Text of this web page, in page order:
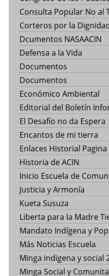
Consulta Popular No al
Corteros por la
Dcumentos NASAACIN
Defensa a la Vida
Documentos
Documentos
Económico Ambiental
Editorial del Boletín
El Desafío no da Espera
Encantos de mi tierra
Enlaces Historial Pagina
Historia de ACIN
Inicio Escuela de
Justicia y Armonía
Kueta Susuza
Liberta para la Madre
Mandato Indígena y
Más Noticias Escuela
Minga indigena y social
Minga Social y